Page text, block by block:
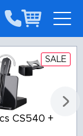
SALE
CS540 +